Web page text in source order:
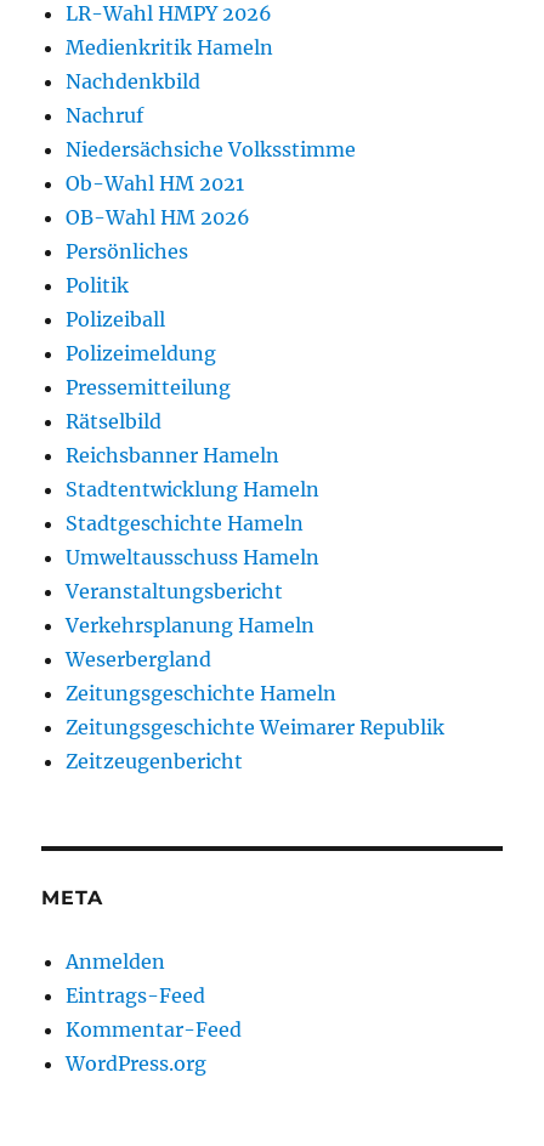
LR-Wahl HMPY 2026
Medienkritik Hameln
Nachdenkbild
Nachruf
Niedersächsiche Volksstimme
Ob-Wahl HM 2021
OB-Wahl HM 2026
Persönliches
Politik
Polizeiball
Polizeimeldung
Pressemitteilung
Rätselbild
Reichsbanner Hameln
Stadtentwicklung Hameln
Stadtgeschichte Hameln
Umweltausschuss Hameln
Veranstaltungsbericht
Verkehrsplanung Hameln
Weserbergland
Zeitungsgeschichte Hameln
Zeitungsgeschichte Weimarer Republik
Zeitzeugenbericht
META
Anmelden
Eintrags-Feed
Kommentar-Feed
WordPress.org